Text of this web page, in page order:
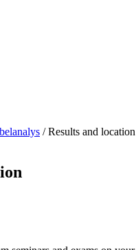
/Results and location